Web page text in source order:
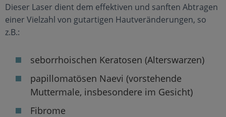
Dieser Laser dient dem effektiven und sanften Abtragen
einer Vielzahl von gutartigen Hautveränderungen, so
z.B.:
seborrhoischen Keratosen (Alterswarzen)
papillomatösen Naevi (vorstehende
Muttermale, insbesondere im Gesicht)
Fibrome